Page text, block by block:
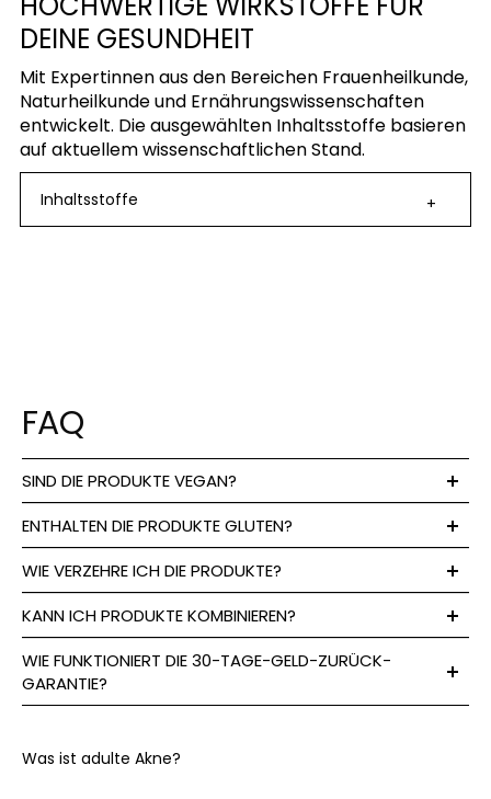
DEINE GESUNDHEIT
Mit Expertinnen aus den Bereichen Frauenheilkunde,
Naturheilkunde und Ernährungswissenschaften
entwickelt. Die ausgewählten Inhaltsstoffe basieren
auf aktuellem wissenschaftlichen Stand.
Inhaltsstoffe +
Sägepalmenfruchtextrakt
- davon Phytosterole
Brennnesselwurzelpulver 250 mg
**
Rosmarinblattextrakt
240 mg
Schwarzer
Pfefferfruchtextrakt
- davon Piperin
2,1 mg
2,0 mg
Zink 10 mg
100
Pantothensäure (Vitamin
Vitamin B6
FAQ
SIND DIE PRODUKTE VEGAN?
ENTHALTEN DIE PRODUKTE GLUTEN?
WIE VERZEHRE ICH DIE PRODUKTE?
KANN ICH PRODUKTE KOMBINIEREN?
WIE FUNKTIONIERT DIE 30-TAGE-GELD-ZURÜCK-
GARANTIE?
Was ist adulte Akne?